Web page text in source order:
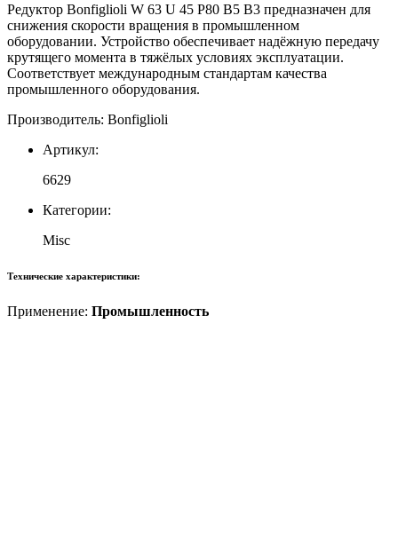
U
45
P80
B5
B3
Редуктор Bonfiglioli W 63 U 45 P80 B5 B3 предназначен для
снижения скорости вращения в промышленном
оборудовании. Устройство обеспечивает надёжную передачу
крутящего момента в тяжёлых условиях эксплуатации.
Соответствует международным стандартам качества
промышленного оборудования.
Производитель: Bonfiglioli
Артикул:
6629
Категории:
Misc
Технические характеристики:
Применение: Промышленность